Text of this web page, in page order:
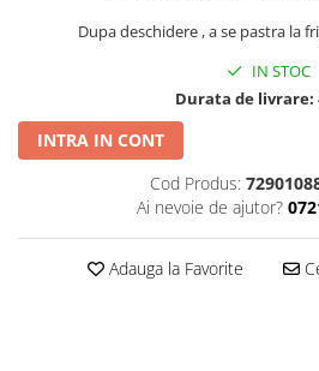
Dupa deschidere , a se pastra la
IN STOC
Durata de livrare:
INTRA IN CONT
Cod Produs:
Ai nevoie de ajutor?
Adauga la Favorite